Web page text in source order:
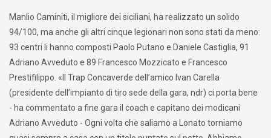
Manlio Caminiti, il migliore dei siciliani, ha realizzato un solido
94/100, ma anche gli altri cinque legionari non sono stati da meno:
93 centri li hanno composti Paolo Putano e Daniele Castiglia, 91
Adriano Avveduto e 89 Francesco Mozzicato e Francesco
Prestifilippo. «Il Trap Concaverde dell’amico Ivan Carella
(presidente dell’impianto di tiro sede della gara, ndr) ci porta bene
- ha commentato a fine gara il coach e capitano dei modicani
Adriano Avveduto - Ogni volta che saliamo a Lonato torniamo